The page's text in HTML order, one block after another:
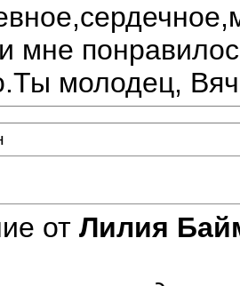
мне
молодец,
от Лилия